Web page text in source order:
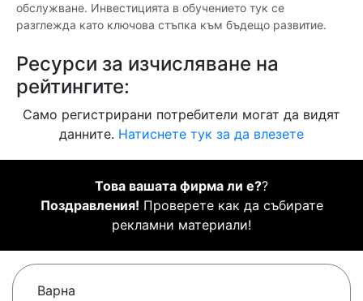
обслужване. Инвестицията в обучението тук се
разглежда като ключова стъпка към бъдещо развитие.
Ресурси за изчисляване на
рейтингите:
Само регистрирани потребители могат да видят
данните. Натиснете тук за да влезете
Това вашата фирма ли е??
Поздравления! Проверете как да събирате
рекламни материали!
Варна